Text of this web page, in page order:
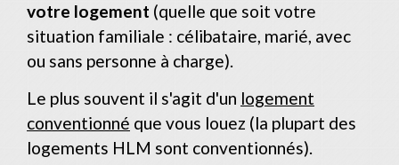
votre logement (quelle que soit votre
situation familiale : célibataire, marié, avec
ou sans personne à charge).
Le plus souvent il s'agit d'un logement
conventionné que vous louez (la plupart des
logements HLM sont conventionnés).